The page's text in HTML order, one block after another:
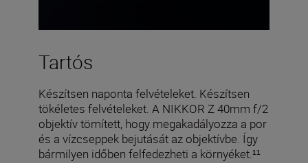
Tartós
Készítsen naponta felvételeket. Készítsen
tökéletes felvételeket. A NIKKOR Z 40mm f/2
objektív tömített, hogy megakadályozza a por
és a vízcseppek bejutását az objektívbe. Így
bármilyen időben felfedezheti a környéket.¹¹